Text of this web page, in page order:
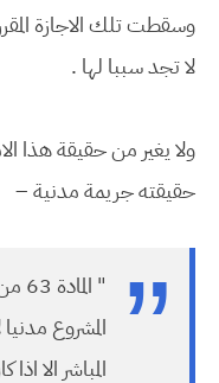
وسقطت تلك الاجازة
لا تجد سببا لها .
ولا يغير من حقيقة هذا
حقيقته جريمة مدنية –
"
المشروع
المباشر الا